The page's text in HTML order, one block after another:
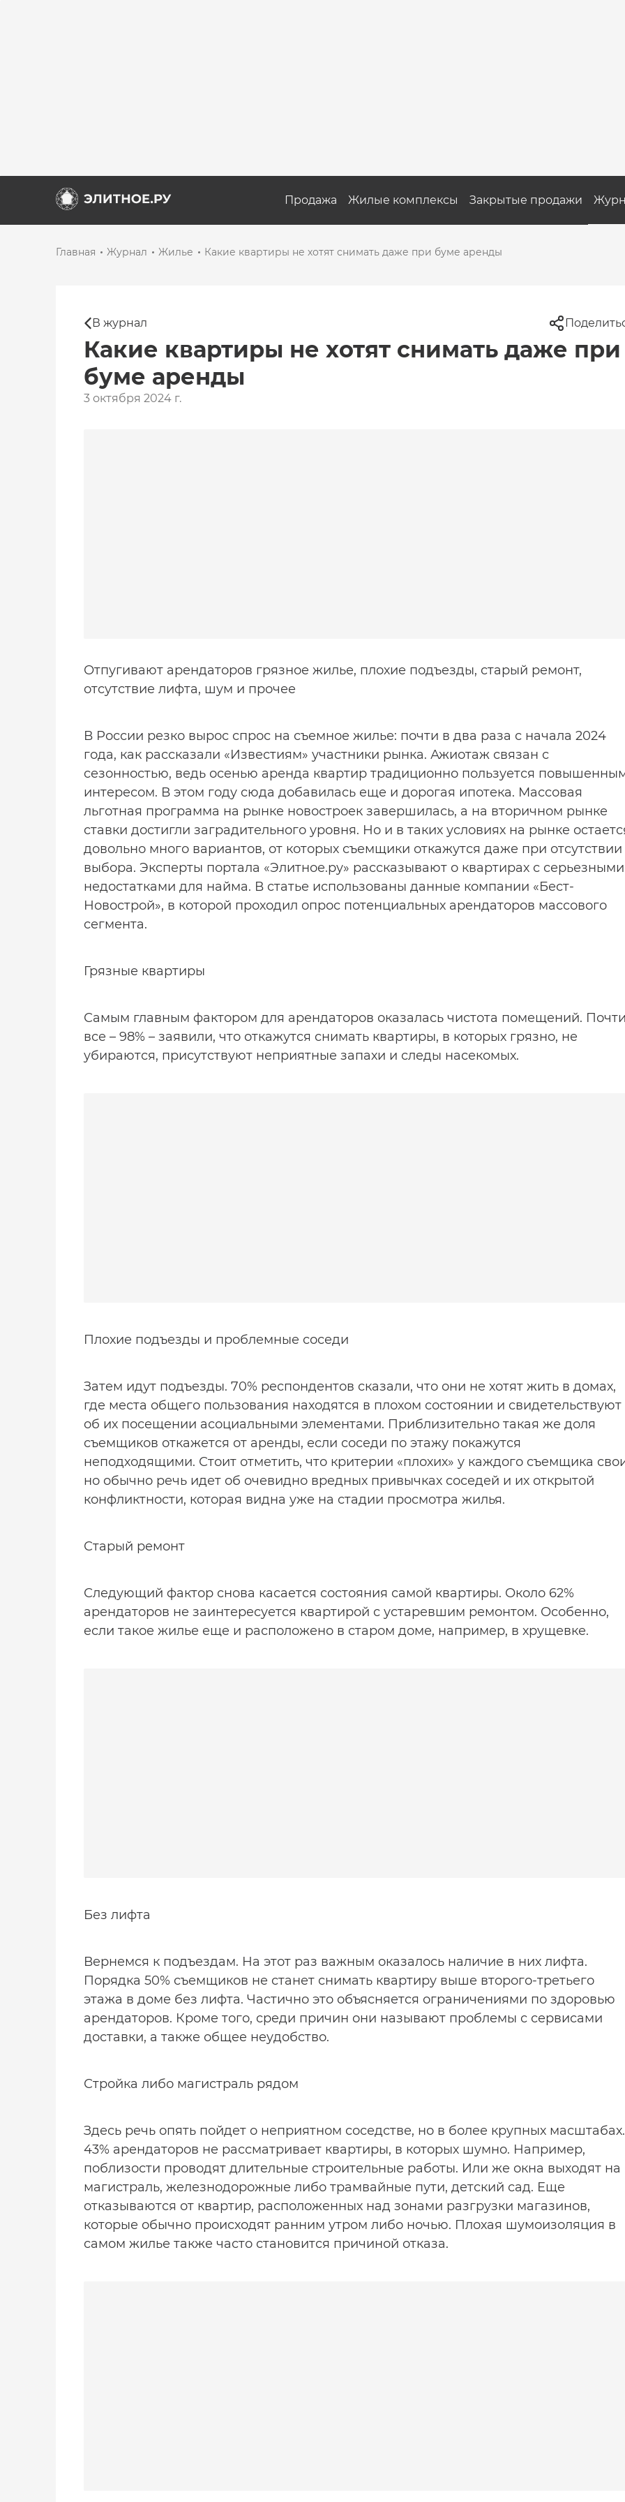
Продажа Жилые комплексы Закрытые продажи
Главная Журнал Жилье Какие квартиры не хотят снимать даже при буме аренды
В журнал
Какие квартиры не хотят снимать даже при
буме аренды
3 октября 2024 г.
Отпугивают арендаторов грязное жилье, плохие подъезды, старый ремонт,
отсутствие лифта, шум и прочее
В России резко вырос спрос на съемное жилье: почти в два раза с начала 2024
года, как рассказали «Известиям» участники рынка. Ажиотаж связан с
сезонностью, ведь осенью аренда квартир традиционно пользуется
интересом. В этом году сюда добавилась еще и дорогая ипотека. Массовая
льготная программа на рынке новостроек завершилась, а на вторичном рынке
ставки достигли заградительного уровня. Но и в таких условиях на рынке
довольно много вариантов, от которых съемщики откажутся даже при отсутствии
выбора. Эксперты портала «Элитное.ру» рассказывают о квартирах с серьезными
недостатками для найма. В статье использованы данные компании «Бест-
Новострой», в которой проходил опрос потенциальных арендаторов массового
сегмента.
Грязные квартиры
Самым главным фактором для арендаторов оказалась чистота помещений.
все – 98% – заявили, что откажутся снимать квартиры, в которых грязно, не
убираются, присутствуют неприятные запахи и следы насекомых.
Плохие подъезды и проблемные соседи
Затем идут подъезды. 70% респондентов сказали, что они не хотят жить в домах,
где места общего пользования находятся в плохом состоянии и свидетельствуют
об их посещении асоциальными элементами. Приблизительно такая же доля
съемщиков откажется от аренды, если соседи по этажу покажутся
неподходящими. Стоит отметить, что критерии «плохих» у каждого съемщика
но обычно речь идет об очевидно вредных привычках соседей и их открытой
конфликтности, которая видна уже на стадии просмотра жилья.
Старый ремонт
Следующий фактор снова касается состояния самой квартиры. Около 62%
арендаторов не заинтересуется квартирой с устаревшим ремонтом. Особенно,
если такое жилье еще и расположено в старом доме, например, в хрущевке.
Без лифта
Вернемся к подъездам. На этот раз важным оказалось наличие в них лифта.
Порядка 50% съемщиков не станет снимать квартиру выше второго-третьего
этажа в доме без лифта. Частично это объясняется ограничениями по здоровью
арендаторов. Кроме того, среди причин они называют проблемы с сервисами
доставки, а также общее неудобство.
Стройка либо магистраль рядом
Здесь речь опять пойдет о неприятном соседстве, но в более крупных масштабах.
43% арендаторов не рассматривает квартиры, в которых шумно. Например,
поблизости проводят длительные строительные работы. Или же окна выходят на
магистраль, железнодорожные либо трамвайные пути, детский сад. Еще
отказываются от квартир, расположенных над зонами разгрузки магазинов,
которые обычно происходят ранним утром либо ночью. Плохая шумоизоляция в
самом жилье также часто становится причиной отказа.